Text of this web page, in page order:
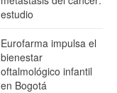
estudio
Eurofarma impulsa el
bienestar
oftalmológico infantil
en Bogotá